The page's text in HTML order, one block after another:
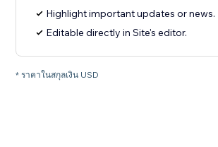
Highlight important updates or news.
Editable directly in Site's editor.
* ราคาในสกุลเงิน USD